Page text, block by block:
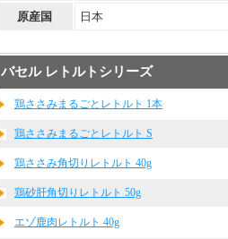
原産国 日本
バセル レトルトシリーズ
鶏ささみまるごとレトルト 1本
鶏ささみまるごとレトルト S
鶏ささみ角切りレトルト 40g
鶏砂肝角切りレトルト 50g
エゾ鹿肉レトルト 40g